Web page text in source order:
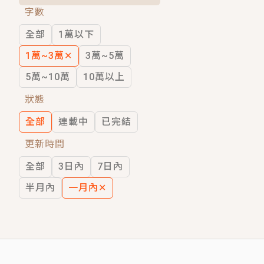
穿越｜《穿越遠古後成了野人娘子》你
字數
全部
1萬以下
1萬~3萬 ✕
3萬~5萬
5萬~10萬
10萬以上
狀態
全部
連載中
已完結
更新時間
全部
3日內
7日內
半月內
一月內 ✕